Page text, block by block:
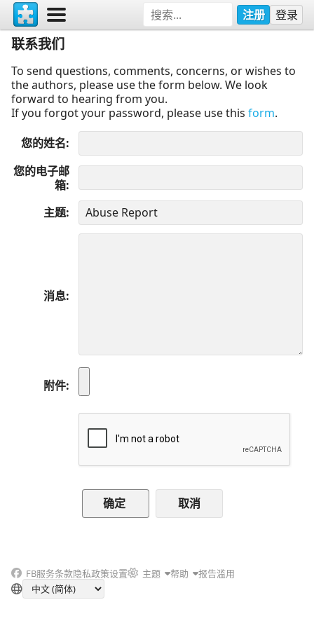
注册 登录
联系我们
To send questions, comments, concerns, or wishes to
the authors, please use the form below. We look
forward to hearing from you.
If you forgot your password, please use this form.
您的姓名
您的电子邮
箱
主题
消息
附件
取消
FB服务条款隐私政策设置 主题 帮助 报告滥用